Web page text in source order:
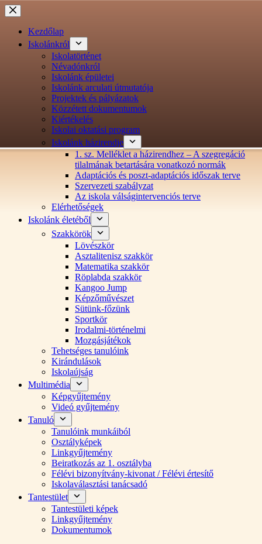
Ugrás
a
tartalomraKezdőlap
Iskolánkról
Iskolatörténet
Névadónkról
Iskolánk épületei
Iskolánk arculati útmutatója
Projektek és pályázatok
Közzétett dokumentumok
Kiértékelés
Iskolai oktatási program
Iskolánk házirendje
1. sz. Melléklet a házirendhez – A szegregáció
tilalmának betartására vonatkozó normák
Adaptációs és poszt-adaptációs időszak terve
Szervezeti szabályzat
Az iskola válságintervenciós terve
Elérhetőségek
Iskolánk életéből
Szakkörök
Lövészkör
Asztalitenisz szakkör
Matematika szakkör
Röplabda szakkör
Kangoo Jump
Képzőművészet
Sütünk-főzünk
Sportkör
Irodalmi-történelmi
Mozgásjátékok
Tehetséges tanulóink
Kirándulások
Iskolaújság
Multimédia
Képgyűjtemény
Videó gyűjtemény
Tanuló
Tanulóink munkáiból
Osztályképek
Linkgyűjtemény
Beiratkozás az 1. osztályba
Félévi bizonyítvány-kivonat / Félévi értesítő
Iskolaválasztási tanácsadó
Tantestület
Tantestületi képek
Linkgyűjtemény
Dokumentumok